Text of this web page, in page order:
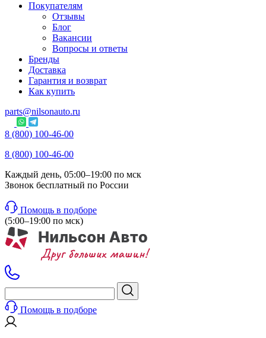
Покупателям
Отзывы
Блог
Вакансии
Вопросы и ответы
Бренды
Доставка
Гарантия и возврат
Как купить
parts@nilsonauto.ru
8 (800) 100-46-00
8 (800) 100-46-00
Каждый день, 05:00–19:00 по мск
Звонок бесплатный по России
Помощь в подборе
(5:00–19:00 по мск)
Помощь в подборе